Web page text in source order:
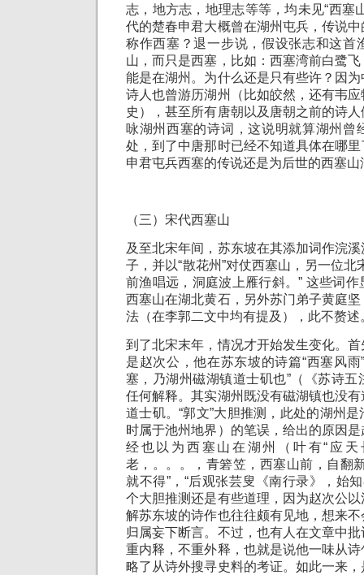
志，地方志，地理志等等，均未见“西塞
代的楚春申君大概曾在湖州屯兵，传说
称作西塞？退一步说，假设张志和这首
山，而只是西塞，比如：西塞湾前白鹭
能是在湖州。为什么还是只有些许？因
诗人也曾游历湖州（比如皎然，还有韦
史），甚至所有唐朝以及唐朝之前的诗
咏湖州西塞的诗词，这说明就算湖州曾
处，到了中唐那时已经不知道具体在哪
申君屯兵西塞的传说还是为后世的西塞
（三）宋代西塞山
及至北宋年间，苏东坡在其添加词作浣
子，并以“散花州”对仗西塞山，另一位北
前渔唱远，洞庭波上雁行斜。” 这些词
西塞山在湖北黄石，另外苏门弟子黄庭
法（在李郭二文中均有提及），此不赘述
到了北宋末年，情况才开始发生变化。
是赵次公，他在苏东坡的诗篇“西塞风雨
塞，乃湖州磁湖镇道士矶也”（《苏诗
任何解释。其实湖州既没有磁湖镇也没
道士矶。“郭文”大胆推测，此处的湖州
时属于池州地界）的笔误，给出的原因
经也以为西塞山在湖州（叶有“应
老，。。。，青箬笠，西塞山前，自翻
就不得”，“后观张芸叟《南行录》，始
个大胆推测还是有些道理，因为赵次公
解苏东坡的诗作也往往颇有见地，想来
归属妄下断言。不过，也有人在文章中
重内释，不重外释，也就是说他一味从
略了从诗外搜寻史料的考证。如此一来